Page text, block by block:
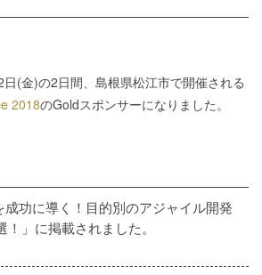
(金)の2日間、島根県松江市で開催される
2018のGoldスポンサーになりました。
成功に導く！目的別のアジャイル開発
」に掲載されました。